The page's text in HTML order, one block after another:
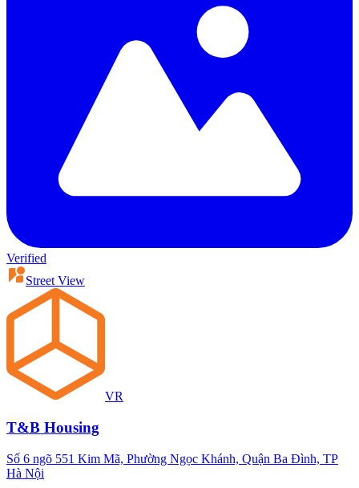
Verified
Street View
VR
T&B Housing
Số 6 ngõ 551 Kim Mã, Phường Ngọc Khánh, Quận Ba Đình, TP
Hà Nội